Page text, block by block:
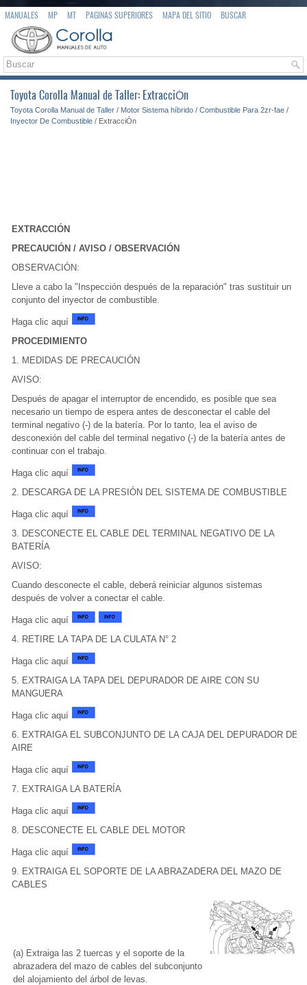
MANUALES MP MT PAGINAS SUPERIORES MAPA DEL SITIO BUSCAR
Toyota Corolla Manual de Taller: ExtracciÓn
Toyota Corolla Manual de Taller / Motor Sistema híbrido / Combustible Para 2zr-fae /
Inyector De Combustible / ExtracciÓn
EXTRACCIÓN
PRECAUCIÓN / AVISO / OBSERVACIÓN
OBSERVACIÓN:
Lleve a cabo la "Inspección después de la reparación" tras sustituir un
conjunto del inyector de combustible.
Haga clic aquí
PROCEDIMIENTO
1. MEDIDAS DE PRECAUCIÓN
AVISO:
Después de apagar el interruptor de encendido, es posible que sea
necesario un tiempo de espera antes de desconectar el cable del
terminal negativo (-) de la batería. Por lo tanto, lea el aviso de
desconexión del cable del terminal negativo (-) de la batería antes de
continuar con el trabajo.
Haga clic aquí
2. DESCARGA DE LA PRESIÓN DEL SISTEMA DE COMBUSTIBLE
Haga clic aquí
3. DESCONECTE EL CABLE DEL TERMINAL NEGATIVO DE LA
BATERÍA
AVISO:
Cuando desconecte el cable, deberá reiniciar algunos sistemas
después de volver a conectar el cable.
Haga clic aquí
4. RETIRE LA TAPA DE LA CULATA N° 2
Haga clic aquí
5. EXTRAIGA LA TAPA DEL DEPURADOR DE AIRE CON SU
MANGUERA
Haga clic aquí
6. EXTRAIGA EL SUBCONJUNTO DE LA CAJA DEL DEPURADOR DE
AIRE
Haga clic aquí
7. EXTRAIGA LA BATERÍA
Haga clic aquí
8. DESCONECTE EL CABLE DEL MOTOR
Haga clic aquí
9. EXTRAIGA EL SOPORTE DE LA ABRAZADERA DEL MAZO DE
CABLES
(a) Extraiga las 2 tuercas y el soporte de la
abrazadera del mazo de cables del subconjunto
del alojamiento del árbol de levas.